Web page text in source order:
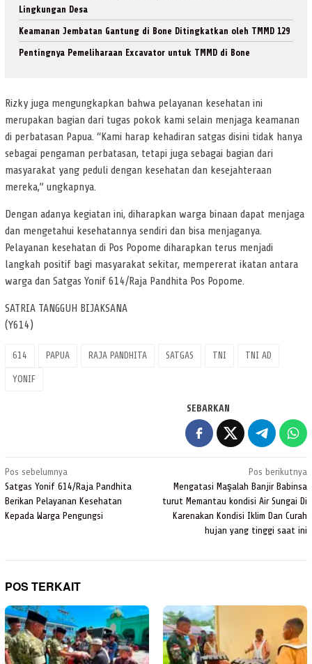
Lingkungan Desa
Keamanan Jembatan Gantung di Bone Ditingkatkan oleh TMMD 129
Pentingnya Pemeliharaan Excavator untuk TMMD di Bone
Rizky juga mengungkapkan bahwa pelayanan kesehatan ini
merupakan bagian dari tugas pokok kami selain menjaga keamanan
di perbatasan Papua. “Kami harap kehadiran satgas disini tidak hanya
sebagai pengaman perbatasan, tetapi juga sebagai bagian dari
masyarakat yang peduli dengan kesehatan dan kesejahteraan
mereka,” ungkapnya.
Dengan adanya kegiatan ini, diharapkan warga binaan dapat menjaga
dan mengetahui kesehatannya sendiri dan bisa menjaganya.
Pelayanan kesehatan di Pos Popome diharapkan terus menjadi
langkah positif bagi masyarakat sekitar, mempererat ikatan antara
warga dan Satgas Yonif 614/Raja Pandhita Pos Popome.
SATRIA TANGGUH BIJAKSANA
(Y614)
614 PAPUA RAJA PANDHITA SATGAS TNI TNI AD
YONIF
SEBARKAN
Navigasi
pos
Pos sebelumnya
Satgas Yonif 614/Raja Pandhita
Berikan Pelayanan Kesehatan
Kepada Warga Pengungsi
Pos berikutnya
Mengatasi Maşalah Banjir Babinsa
turut Memantau kondisi Air Sungai Di
Karenakan Kondisi Iklim Dan Curah
hujan yang tinggi saat ini
POS TERKAIT